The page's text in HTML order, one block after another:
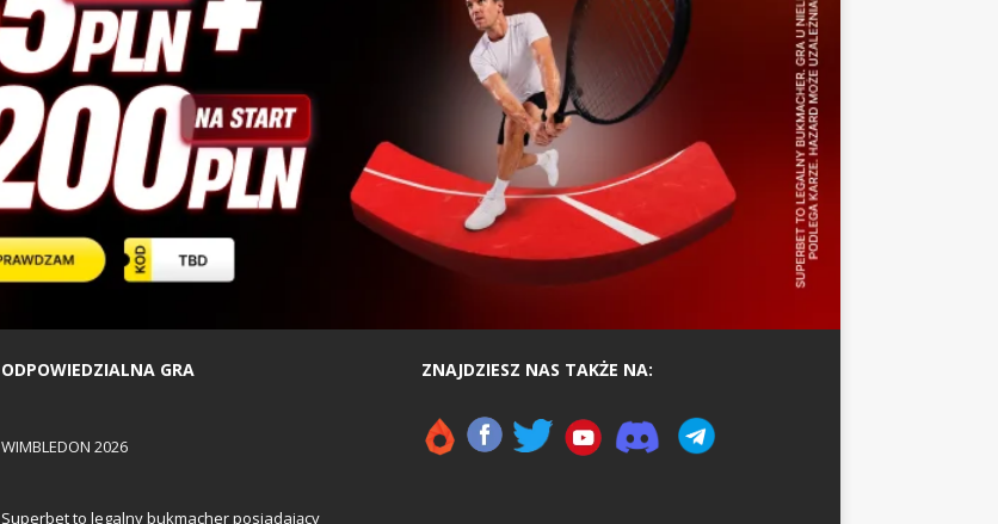
ODPOWIEDZIALNA GRA
WIMBLEDON 2026
Superbet to legalny bukmacher posiadający
ZNAJDZIESZ NAS TAKŻE NA: